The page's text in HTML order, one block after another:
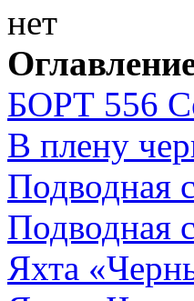
нет
БОРТ 556
В плену
Подводная
Подводная
Яхта